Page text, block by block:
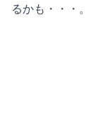
るかも・・・。